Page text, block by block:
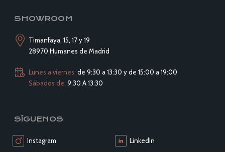
SHOWROOM
Timanfaya, 15, 17 y 19
28970 Humanes de Madrid
Lunes a viernes: de 9:30 a 13:30 y de 15:00 a 19:00
Sábados de: 9:30 A 13:30
SÍGUENOS
Instagram LinkedIn